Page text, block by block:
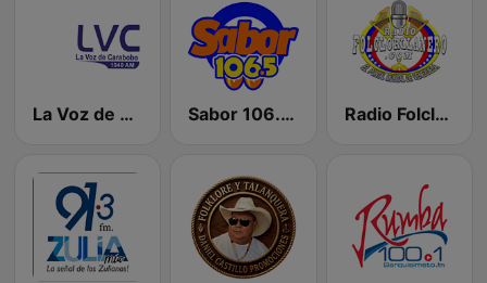
La Voz de Carabobo Sabor 106.5 FM Radio Folclorllanero.com